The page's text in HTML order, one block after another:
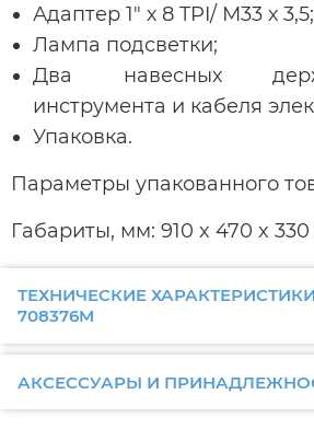
Адаптер 1" х 8 TPI/ М33 х 3,5;
Лампа подсветки;
Два навесных
инструмента и кабеля
Упаковка.
Параметры упакованного
Габариты, мм: 910 x 470 x 330
ТЕХНИЧЕСКИЕ ХАРАКТЕРИСТИКИ
708376M
АКСЕССУАРЫ И